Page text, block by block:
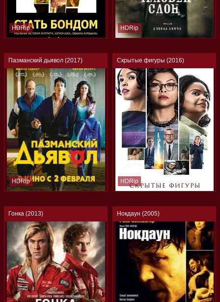
HDRip HDRip
Пазманский дьявол (2017)
HDRip
Скрытые фигуры (2016)
HDRip
Гонка (2013) Нокдаун (2005)